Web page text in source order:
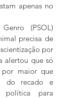
apenas no
(PSOL)
precisa de
por
alertou que só
maior que
do recado e
política para